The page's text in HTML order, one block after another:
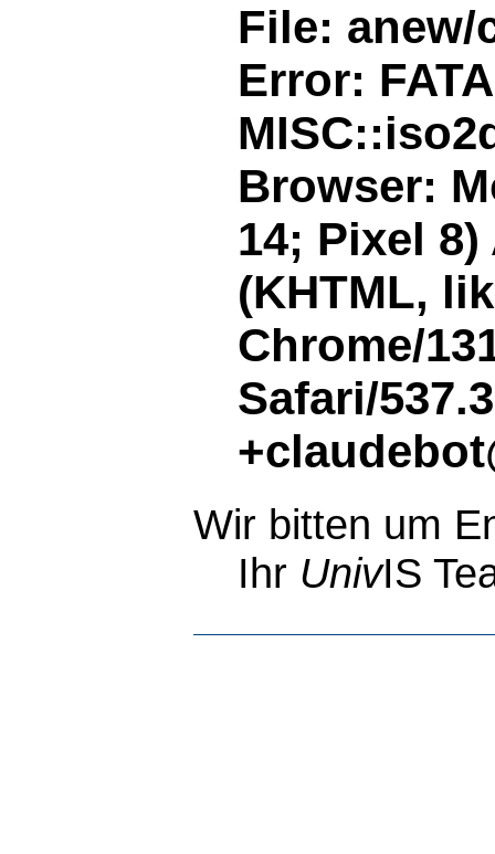
File: anew/
Error:
Browser:
14; Pixel
(KHTML,
Chrome/
Safari/
Wir bitten um
Ihr UnivIS